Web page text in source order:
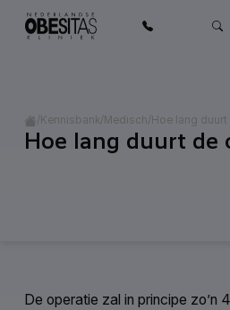
Ga naar inhoud
Home
/Kennisbank/Medisch/Hoe lang duurt
Categorie:
Hoe lang duurt de
De operatie zal in principe zo’n